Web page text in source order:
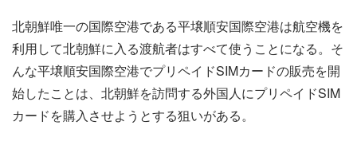
北朝鮮唯一の国際空港である平壌順安国際空港は航空機を
利用して北朝鮮に入る渡航者はすべて使うことになる。そ
んな平壌順安国際空港でプリペイドSIMカードの販売を開
始したことは、北朝鮮を訪問する外国人にプリペイドSIM
カードを購入させようとする狙いがある。